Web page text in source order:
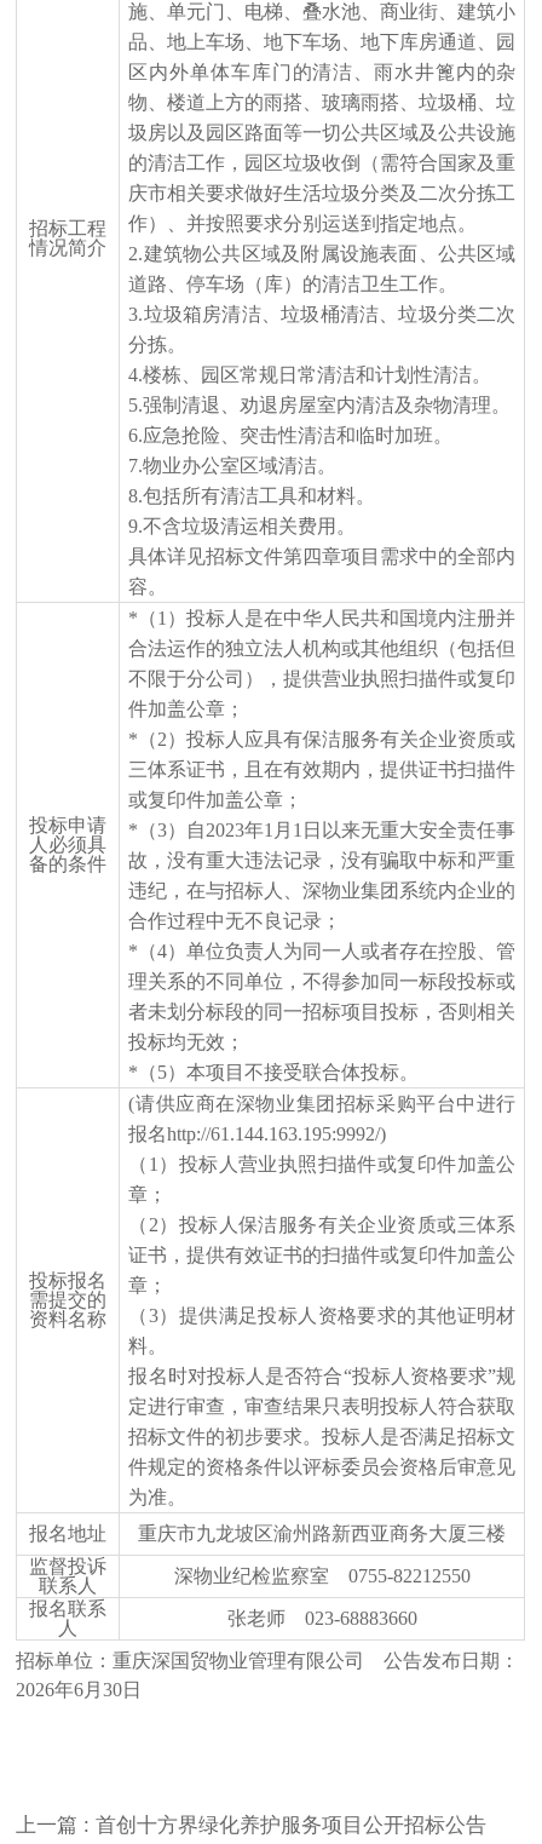
招标工程
情况简介
施、单元门、电梯、叠水池、商业街、建筑小
品、地上车场、地下车场、地下库房通道、园
区内外单体车库门的清洁、雨水井篦内的杂
物、楼道上方的雨搭、玻璃雨搭、垃圾桶、垃
圾房以及园区路面等一切公共区域及公共设施
的清洁工作，园区垃圾收倒（需符合国家及重
庆市相关要求做好生活垃圾分类及二次分拣工
作）、并按照要求分别运送到指定地点。
2.建筑物公共区域及附属设施表面、公共区域
道路、停车场（库）的清洁卫生工作。
3.垃圾箱房清洁、垃圾桶清洁、垃圾分类二次
分拣。
4.楼栋、园区常规日常清洁和计划性清洁。
5.强制清退、劝退房屋室内清洁及杂物清理。
6.应急抢险、突击性清洁和临时加班。
7.物业办公室区域清洁。
8.包括所有清洁工具和材料。
9.不含垃圾清运相关费用。
具体详见招标文件第四章项目需求中的全部内
容。
投标申请
人必须具
备的条件
*（1）投标人是在中华人民共和国境内注册并
合法运作的独立法人机构或其他组织（包括但
不限于分公司），提供营业执照扫描件或复印
件加盖公章；
*（2）投标人应具有保洁服务有关企业资质或
三体系证书，且在有效期内，提供证书扫描件
或复印件加盖公章；
*（3）自2023年1月1日以来无重大安全责任事
故，没有重大违法记录，没有骗取中标和严重
违纪，在与招标人、深物业集团系统内企业的
合作过程中无不良记录；
*（4）单位负责人为同一人或者存在控股、管
理关系的不同单位，不得参加同一标段投标或
者未划分标段的同一招标项目投标，否则相关
投标均无效；
*（5）本项目不接受联合体投标。
投标报名
需提交的
资料名称
(请供应商在深物业集团招标采购平台中进行
报名http://61.144.163.195:9992/)
（ 1）投标人营业执照扫描件或复印件加盖公
章；
（ 2）投标人保洁服务有关企业资质或三体系
证书，提供有效证书的扫描件或复印件加盖公
章；
（3）提供满足投标人资格要求的其他证明材
料。
报名时对投标人是否符合“投标人资格要求”规
定进行审查，审查结果只表明投标人符合获取
招标文件的初步要求。投标人是否满足招标文
件规定的资格条件以评标委员会资格后审意见
为准。
报名地址
重庆市九龙坡区渝州路新西亚商务大厦三楼
监督投诉
联系人
深物业纪检监察室
0755-82212550
报名联系
人
张老师 023-68883660
招标单位：重庆深国贸物业管理有限公司
公告发布日期：
2026年6月30日
上一篇 : 首创十方界绿化养护服务项目公开招标公告